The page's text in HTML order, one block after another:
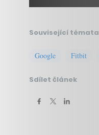
Související
Google Fitbit
Sdílet článek